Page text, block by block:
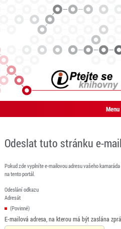
Menu
Odeslat tuto stránku e-
Pokud zde vyplníte e-mailovou adresu vašeho
na tento portál.
Odeslání odkazu
Adresát
(Povinné)
E-mailová adresa, na kterou má být zaslána